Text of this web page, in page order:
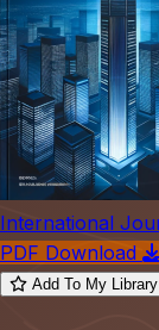
International
PDF Download
Add To My Library